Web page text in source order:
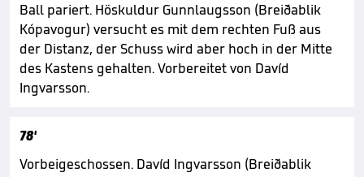
Ball pariert. Höskuldur Gunnlaugsson (Breiðablik
Kópavogur) versucht es mit dem rechten Fuß aus
der Distanz, der Schuss wird aber hoch in der Mitte
des Kastens gehalten. Vorbereitet von Davíd
Ingvarsson.
78'
Vorbeigeschossen. Davíd Ingvarsson (Breiðablik